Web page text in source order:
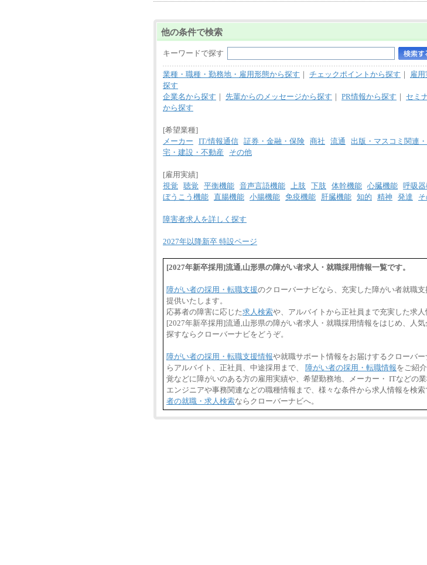
他の条件で検索
キーワードで探す
業種・職種・勤務地・雇用形態から探す ｜ チェックポイントから探す ｜ 雇
探す
企業名から探す ｜ 先輩からのメッセージから探す ｜ PR情報から探す ｜ セミ
から探す
[希望業種]
メーカー
IT/情報通信 証券・金融・保険 商社 流通 出版・マスコミ関連
宅・建設・不動産
その他
[雇用実績]
視覚
聴覚 平衡機能 音声言語機能 上肢 下肢 体幹機能 心臓機能 呼吸
ぼうこう機能 直腸機能 小腸機能 免疫機能 肝臓機能 知的 精神 発達
障害者求人を詳しく探す
2027年以降新卒 特設ページ
[2027年新卒採用]流通,山形県の障がい者求人・就職採用情報一覧です。
障がい者の採用・転職支援のクローバーナビなら、充実した障がい者就職
提供いたします。
応募者の障害に応じた求人検索や、アルバイトから正社員まで充実した求人
[2027年新卒採用]流通,山形県の障がい者求人・就職採用情報をはじめ、人
探すならクローバーナビをどうぞ。
障がい者の採用・転職支援情報や就職サポート情報をお届けするクローバ
らアルバイト、正社員、中途採用まで、 障がい者の採用・転職情報をご紹
覚などに障がいのある方の雇用実績や、希望勤務地、メーカー・ ITなどの
エンジニアや事務関連などの職種情報まで、様々な条件から求人情報を検索
者の就職・求人検索ならクローバーナビへ。